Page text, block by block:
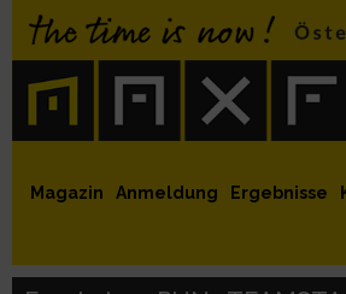
MaxFun Newsletter
MaxFun auf Instagram
MaxFun auf Twitter
auf Youtube
auf Facebook
Magazin Anmeldung Ergebnisse